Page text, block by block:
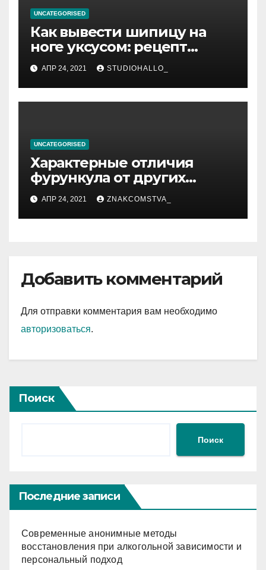
UNCATEGORISED
Как вывести шипицу на
ноге уксусом: рецепт
приготовления
компрессов и теста
АПР 24, 2021 STUDIOHALLO_
UNCATEGORISED
Характерные отличия
фурункула от других
заболеваний
АПР 24, 2021 ZNAKCOMSTVA_
Добавить комментарий
Для отправки комментария вам необходимо
авторизоваться.
Поиск
Поиск
Последние записи
Современные анонимные методы
восстановления при алкогольной зависимости и
персональный подход